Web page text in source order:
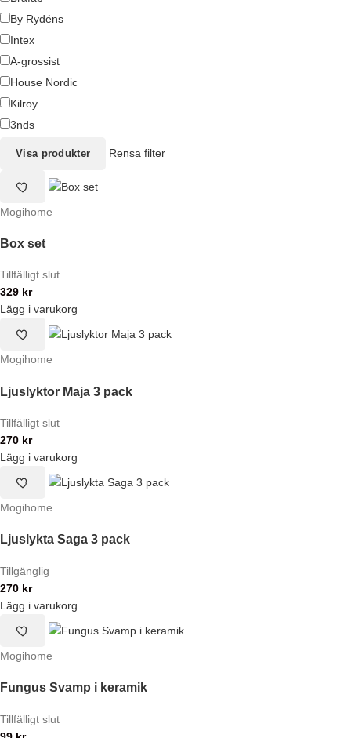
By Rydéns
Intex
A-grossist
House Nordic
Kilroy
3nds
Visa produkter Rensa filter
Mogihome
Box set
Tillfälligt slut
329 kr
Lägg i varukorg
Mogihome
Ljuslyktor Maja 3 pack
Tillfälligt slut
270 kr
Lägg i varukorg
Mogihome
Ljuslykta Saga 3 pack
Tillgänglig
270 kr
Lägg i varukorg
Mogihome
Fungus Svamp i keramik
Tillfälligt slut